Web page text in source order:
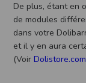
De plus, étant en
de modules
dans votre
et il y en aura
(VoirDolistore.com